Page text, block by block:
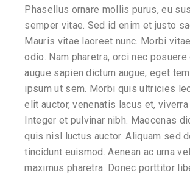
Phasellus ornare mollis purus, eu
semper vitae. Sed id enim et justo
Mauris vitae laoreet nunc. Morbi
odio. Nam pharetra, orci nec posuere
augue sapien dictum augue, eget
ipsum ut sem. Morbi quis ultricies
elit auctor, venenatis lacus et, viverra
Integer et pulvinar nibh. Maecenas
quis nisl luctus auctor. Aliquam sed
tincidunt euismod. Aenean ac urna
maximus pharetra. Donec porttitor